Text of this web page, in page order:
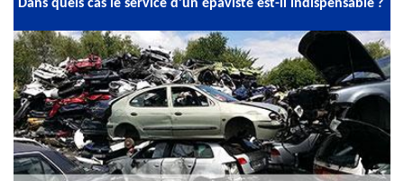
Dans quels cas le service d’un épaviste est-il indispensable ?